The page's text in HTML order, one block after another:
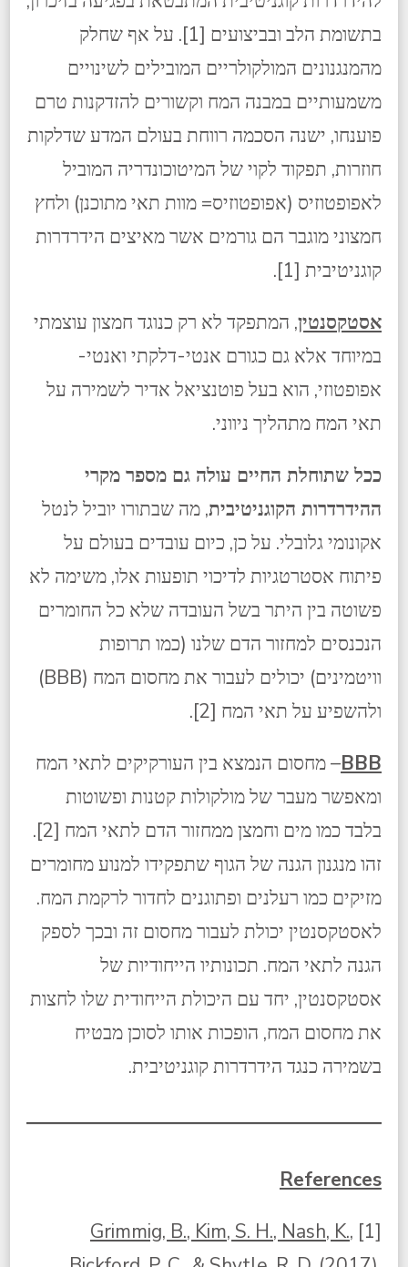
בתשומת הלב ובביצועים [1]. על אף שחלק
מהמנגנונים המולקולריים המובילים לשינויים
משמעותיים במבנה המח וקשורים להזדקנות טרם
פוענחו, ישנה הסכמה רווחת בעולם המדע שדלקות
חוזרות, תפקוד לקוי של המיטוכונדריה המוביל
לאפופטוזיס (אפופטוזיס= מוות תאי מתוכנן) ולחץ
חמצוני מוגבר הם גורמים אשר מאיצים הידרדרות
קוגניטיבית [1].
אסטקסנטין, המתפקד לא רק כנוגד חמצון עוצמתי
במיוחד אלא גם כגורם אנטי-דלקתי ואנטי-
אפופטוזי, הוא בעל פוטנציאל אדיר לשמירה על
תאי המח מתהליך ניווני.
ככל שתוחלת החיים עולה גם מספר מקרי
ההידרדרות הקוגניטיבית, מה שבתורו יוביל לנטל
אקונומי גלובלי. על כן, כיום עובדים בעולם על
פיתוח אסטרטגיות לדיכוי תופעות אלו, משימה לא
פשוטה בין היתר בשל העובדה שלא כל החומרים
הנכנסים למחזור הדם שלנו (כמו תרופות
וויטמינים) יכולים לעבור את מחסום המח (BBB)
ולהשפיע על תאי המח [2].
BBB– מחסום הנמצא בין העורקיקים לתאי המח
ומאפשר מעבר של מולקולות קטנות ופשוטות
בלבד כמו מים וחמצן ממחזור הדם לתאי המח [2].
זהו מנגנון הגנה של הגוף שתפקידו למנוע מחומרים
מזיקים כמו רעלנים ופתוגנים לחדור לרקמת המח.
לאסטקסנטין יכולת לעבור מחסום זה ובכך לספק
הגנה לתאי המח. תכונותיו הייחודיות של
אסטקסנטין, יחד עם היכולת הייחודית שלו לחצות
את מחסום המח, הופכות אותו לסוכן מבטיח
בשמירה כנגד הידרדרות קוגניטיבית.
References
[1]
Grimmig, B., Kim, S. H., Nash, K.,